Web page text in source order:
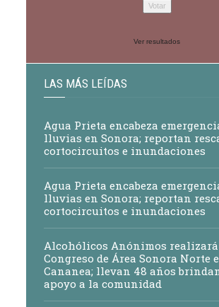
Ver resultados
LAS MÁS LEÍDAS
Agua Prieta encabeza
lluvias en Sonora; reportan
cortocircuitos e inundaciones
Agua Prieta encabeza
lluvias en Sonora; reportan
cortocircuitos e inundaciones
Alcohólicos Anónimos realizará
Congreso de Área Sonora Norte
Cananea; llevan 48 años
apoyo a la comunidad